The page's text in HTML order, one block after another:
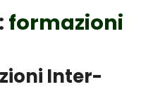
formazioni
Inter-